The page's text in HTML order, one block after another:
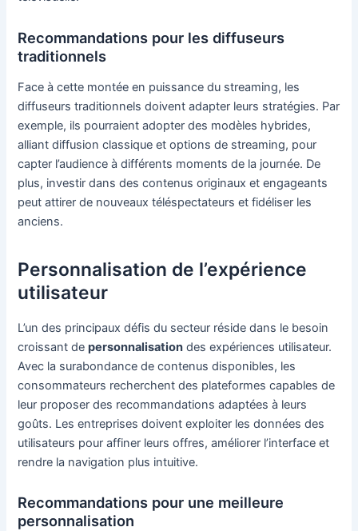
Recommandations pour les diffuseurs
traditionnels
Face à cette montée en puissance du streaming, les
diffuseurs traditionnels doivent adapter leurs stratégies. Par
exemple, ils pourraient adopter des modèles hybrides,
alliant diffusion classique et options de streaming, pour
capter l’audience à différents moments de la journée. De
plus, investir dans des contenus originaux et engageants
peut attirer de nouveaux téléspectateurs et fidéliser les
anciens.
Personnalisation de l’expérience
utilisateur
L’un des principaux défis du secteur réside dans le besoin
croissant depersonnalisation des expériences utilisateur.
Avec la surabondance de contenus disponibles, les
consommateurs recherchent des plateformes capables de
leur proposer des recommandations adaptées à leurs
goûts. Les entreprises doivent exploiter les données des
utilisateurs pour affiner leurs offres, améliorer l’interface et
rendre la navigation plus intuitive.
Recommandations pour une meilleure
personnalisation